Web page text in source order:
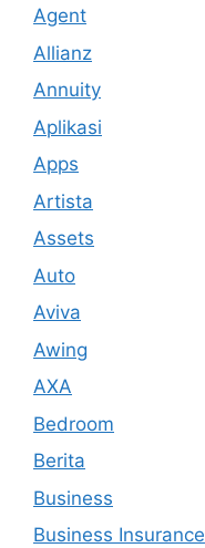
Agent
Allianz
Annuity
Aplikasi
Apps
Artista
Assets
Auto
Aviva
Awing
AXA
Bedroom
Berita
Business
Business Insurance